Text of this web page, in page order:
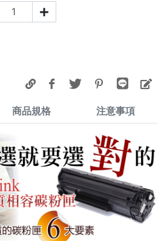
商品規格 注意事項